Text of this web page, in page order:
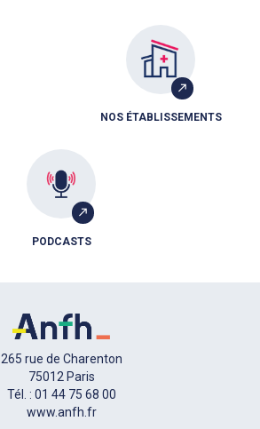
NOS ÉTABLISSEMENTS
PODCASTS
265 rue de Charenton
75012 Paris
Tél. : 01 44 75 68 00
www.anfh.fr